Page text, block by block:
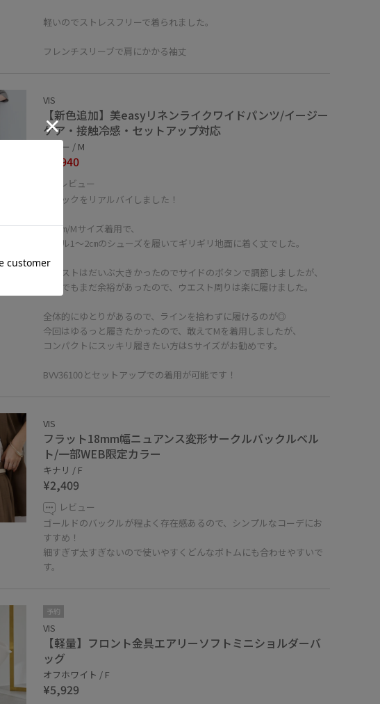
軽いのでストレスフリーで着られました。
フレンチスリーブで肩にかかる袖丈
VIS
【新色追加】美easyリネンライクワイドパンツ/イージー
ケア・接触冷感・セットアップ対応
グレー / M
¥4,940
レビュー
ブラックをリアルバイしました！
158㎝/Mサイズ着用で、
ヒール1〜2㎝のシューズを履いてギリギリ地面に着く丈でした。
ウエストはだいぶ大きかったのでサイドのボタンで調節しましたが、
それでもまだ余裕があったので、ウエスト周りは楽に履けました。
全体的にゆとりがあるので、ラインを拾わずに履けるのが◎
今回はゆるっと履きたかったので、敢えてMを着用しましたが、
コンパクトにスッキリ履きたい方はSサイズがお勧めです。
BVV36100とセットアップでの着用が可能です！
VIS
フラット18mm幅ニュアンス変形サークルバックルベル
ト/一部WEB限定カラー
キナリ / F
¥2,409
レビュー
ゴールドのバックルが程よく存在感あるので、シンプルなコーデにお
すすめ！
細すぎず太すぎないので使いやすくどんなボトムにも合わせやすいで
す。
予約
VIS
【軽量】フロント金具エアリーソフトミニショルダーバ
ッグ
オフホワイト / F
¥5,929